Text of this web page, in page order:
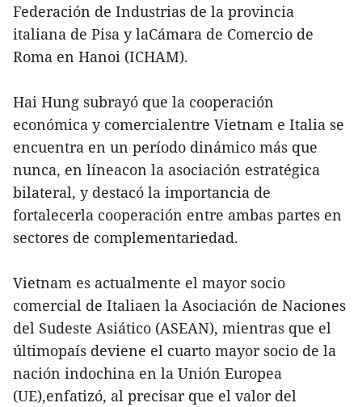
Federación de Industrias de la provincia
italiana de Pisa y laCámara de Comercio de
Roma en Hanoi (ICHAM).
Hai Hung subrayó que la cooperación
económica y comercialentre Vietnam e Italia se
encuentra en un período dinámico más que
nunca, en líneacon la asociación estratégica
bilateral, y destacó la importancia de
fortalecerla cooperación entre ambas partes en
sectores de complementariedad.
Vietnam es actualmente el mayor socio
comercial de Italiaen la Asociación de Naciones
del Sudeste Asiático (ASEAN), mientras que el
últimopaís deviene el cuarto mayor socio de la
nación indochina en la Unión Europea
(UE),enfatizó, al precisar que el valor del